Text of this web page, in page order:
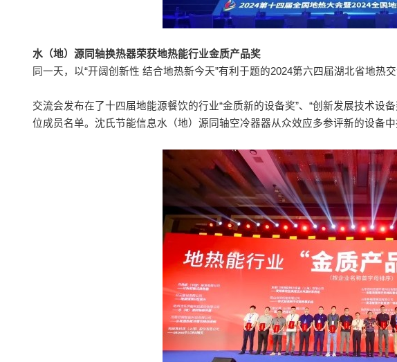
水（地）源同轴换热器荣获地热能行业金质产品奖
同一天，以“开阔创新性 结合地热新今天”有利于题的2024第六四届湖北省地热
交流会发布在了十四届地能源餐饮的行业“金质新的设备奖”、“创新发展技术设
位成员名单。沈氏节能信息水（地）源同轴空冷器器从众效应多参评新的设备